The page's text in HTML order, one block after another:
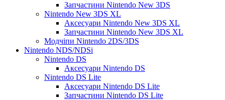
Запчастини Nintendo New 3DS
Nintendo New 3DS XL
Аксесуари Nintendo New 3DS XL
Запчастини Nintendo New 3DS XL
Модчіпи Nintendo 2DS/3DS
Nintendo NDS/NDSi
Nintendo DS
Аксесуари Nintendo DS
Nintendo DS Lite
Аксесуари Nintendo DS Lite
Запчастини Nintendo DS Lite